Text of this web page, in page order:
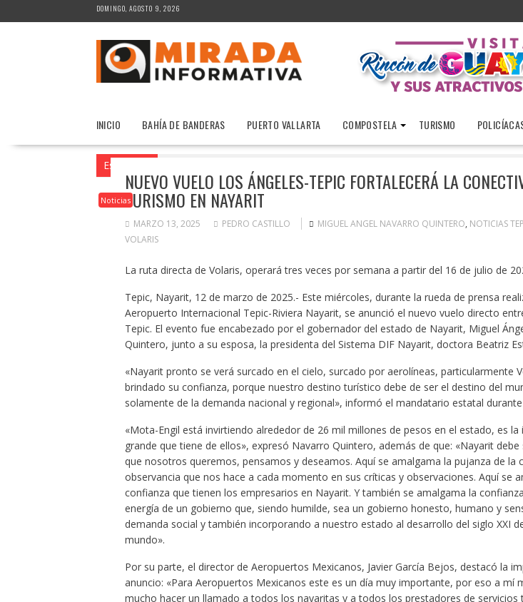
al
DOMINGO, AGOSTO 9, 2026
INICIO BAHÍA DE BANDERAS PUERTO VALLARTA COMPOSTELA TURISMO
Estás aquí Nuevo vuelo Los Ángeles-Tepic
Noticias
NUEVO VUELO LOS ÁNGELES-TEPIC FORTALECERÁ LA
TURISMO EN NAYARIT
MARZO 13, 2025 PEDRO CASTILLO MIGUEL ANGEL NAVARRO QUINTERO, NOTICIAS
VOLARIS
La ruta directa de Volaris, operará tres veces por semana a partir del 16 de julio de
Tepic, Nayarit, 12 de marzo de 2025.- Este miércoles, durante la rueda de prensa
Aeropuerto Internacional Tepic-Riviera Nayarit, se anunció el nuevo vuelo directo
Tepic. El evento fue encabezado por el gobernador del estado de Nayarit, Miguel
Quintero, junto a su esposa, la presidenta del Sistema DIF Nayarit, doctora Beatriz
«Nayarit pronto se verá surcado en el cielo, surcado por aerolíneas, particularmente
brindado su confianza, porque nuestro destino turístico debe de ser el destino del
solamente de la demanda nacional y regional», informó el mandatario estatal
«Mota-Engil está invirtiendo alrededor de 26 mil millones de pesos en el estado, es la
grande que tiene de ellos», expresó Navarro Quintero, además de que: «Nayarit debe
que nosotros queremos, pensamos y deseamos. Aquí se amalgama la pujanza de la
observancia que nos hace a cada momento en sus críticas y observaciones. Aquí se
confianza que tienen los empresarios en Nayarit. Y también se amalgama la
energía de un gobierno que, siendo humilde, sea un gobierno honesto, humano y
demanda social y también incorporando a nuestro estado al desarrollo del siglo XXI
mundo».
Por su parte, el director de Aeropuertos Mexicanos, Javier García Bejos, destacó la
anuncio: «Para Aeropuertos Mexicanos este es un día muy importante, por eso a mí
mucho hacer un llamado a todos los nayaritas y a todos los prestadores de servicios